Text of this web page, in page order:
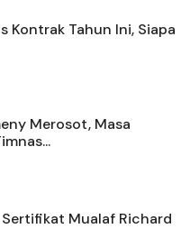
Kontrak Tahun Ini, Siapa
Merosot, Masa
Mualaf Richard